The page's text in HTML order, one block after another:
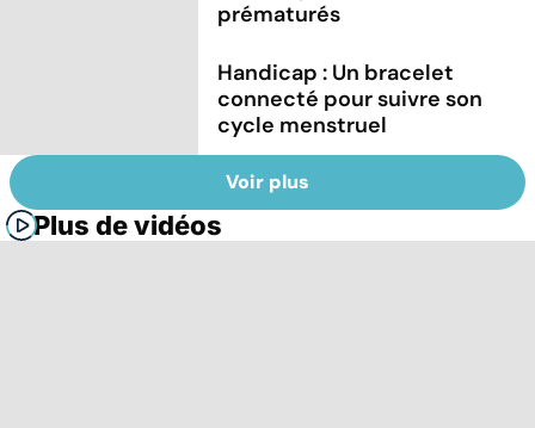
prématurés
Handicap : Un bracelet
connecté pour suivre son
cycle menstruel
Voir plus
Plus de vidéos